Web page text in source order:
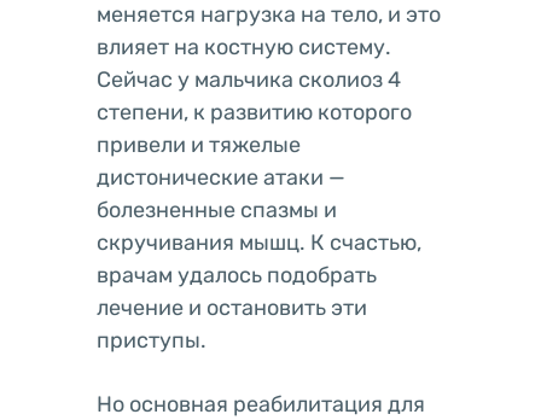
меняется нагрузка на тело, и это
влияет на костную систему.
Сейчас у мальчика сколиоз 4
степени, к развитию которого
привели и тяжелые
дистонические атаки —
болезненные спазмы и
скручивания мышц. К счастью,
врачам удалось подобрать
лечение и остановить эти
приступы.
Но основная реабилитация для